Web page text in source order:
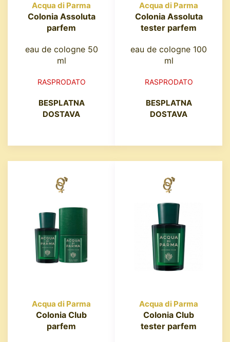
Acqua di Parma
Colonia Assoluta
parfem
eau de cologne 50
ml
RASPRODATO
BESPLATNA
DOSTAVA
Acqua di Parma
Colonia Assoluta
tester parfem
eau de cologne 100
ml
RASPRODATO
BESPLATNA
DOSTAVA
Acqua di Parma
Colonia Club
parfem
Acqua di Parma
Colonia Club
tester parfem